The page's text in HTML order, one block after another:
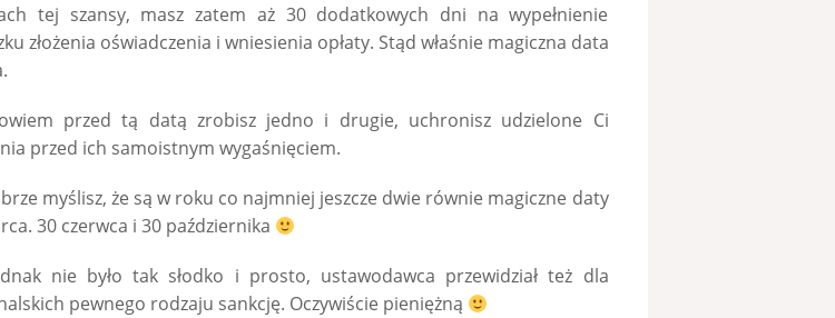
tej szansy, masz zatem aż 30 dodatkowych dni na wypełnienie
złożenia oświadczenia i wniesienia opłaty. Stąd właśnie magiczna data
przed tą datą zrobisz jedno i drugie, uchronisz udzielone Ci
przed ich samoistnym wygaśnięciem.
myślisz, że są w roku co najmniej jeszcze dwie równie magiczne daty
30 czerwca i 30 października
nie było tak słodko i prosto, ustawodawca przewidział też dla
pewnego rodzaju sankcję. Oczywiście pieniężną